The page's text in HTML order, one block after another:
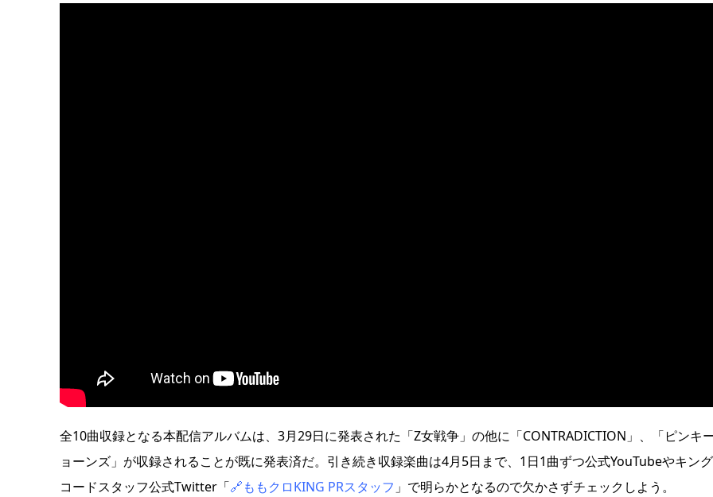
全10曲収録となる本配信アルバムは、3月29日に発表された「Z女戦争」の他に「CONTRADICTION」、「ピンキ
ョーンズ」が収録されることが既に発表済だ。引き続き収録楽曲は4月5日まで、1日1曲ずつ公式YouTubeやキン
コードスタッフ公式Twitter「🔗ももクロKING PRスタッフ 」で明らかとなるので欠かさずチェックしよう。